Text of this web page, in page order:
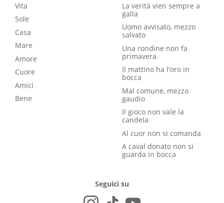
Vita
Sole
Casa
Mare
Amore
Cuore
Amici
Bene
La verità vien sempre a
galla
Uomo avvisato, mezzo
salvato
Una rondine non fa
primavera
Il mattino ha l'oro in
bocca
Mal comune, mezzo
gaudio
Il gioco non vale la
candela
Al cuor non si comanda
A caval donato non si
guarda in bocca
Seguici su